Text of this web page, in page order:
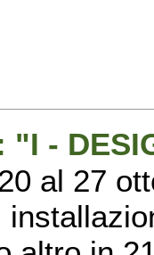
"I -
al 27